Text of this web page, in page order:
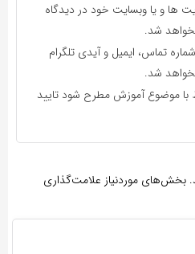
ها و یا وبسایت خود در دیدگاه
شد.
تماس، ایمیل و آیدی تلگرام
شد.
با موضوع آموزش مطرح شود تایید
بخش‌های موردنیاز علامت‌گذاری